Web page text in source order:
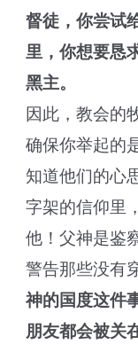
督徒，你尝试
里，你想要恳
黑主。
因此，教会的
确保你举起的
知道他们的心
字架的信仰里
他！父神是鉴
警告那些没有
神的国度这件
朋友都会被关